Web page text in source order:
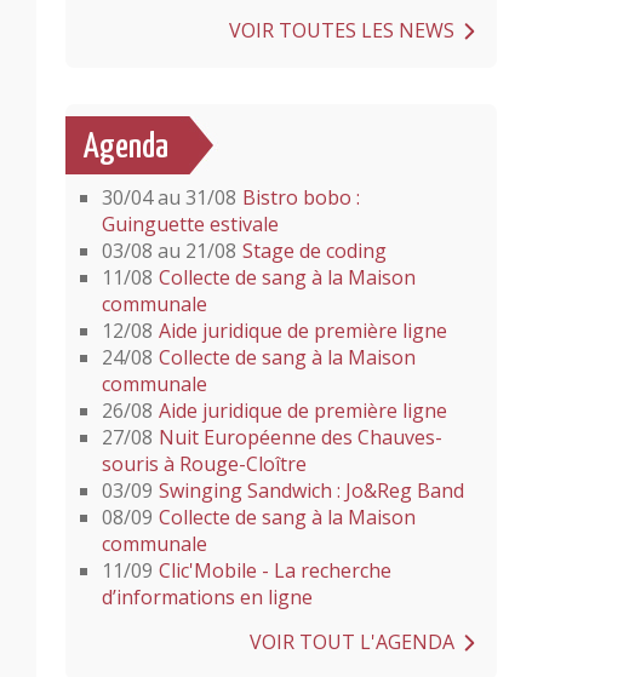
VOIR TOUTES LES NEWS
Agenda
30/04 au 31/08 Bistro bobo :
Guinguette estivale
03/08 au 21/08 Stage de coding
11/08 Collecte de sang à la Maison
communale
12/08 Aide juridique de première ligne
24/08 Collecte de sang à la Maison
communale
26/08 Aide juridique de première ligne
27/08 Nuit Européenne des Chauves-
souris à Rouge-Cloître
03/09 Swinging Sandwich : Jo&Reg Band
08/09 Collecte de sang à la Maison
communale
11/09 Clic'Mobile - La recherche
d’informations en ligne
VOIR TOUT L'AGENDA